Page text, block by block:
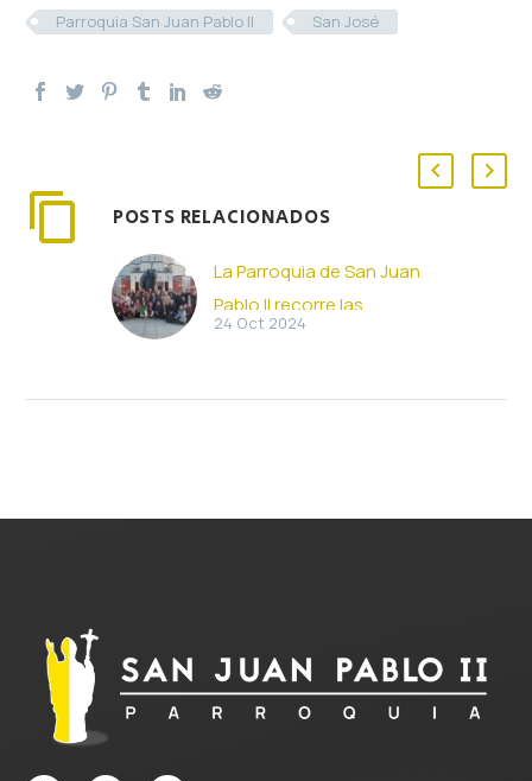
Parroquia San Juan Pablo II San José
POSTS RELACIONADOS
La Parroquia de San Juan
Pablo II recorre las
huellas de su titular en
Medio centenar de
24 Oct 2024